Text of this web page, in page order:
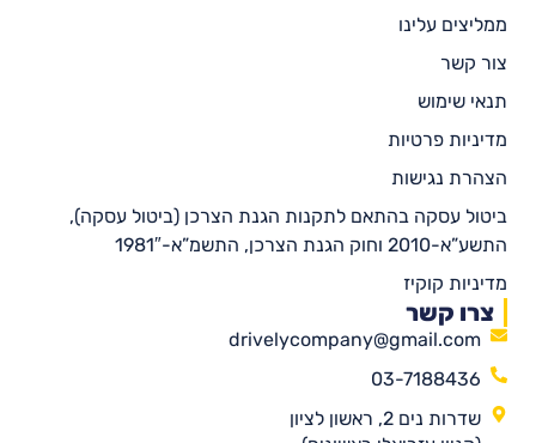
ממליצים עלינו
צור קשר
תנאי שימוש
מדיניות פרטיות
הצהרת נגישות
ביטול עסקה בהתאם לתקנות הגנת הצרכן (ביטול עסקה),
התשע”א-2010 וחוק הגנת הצרכן, התשמ”א-1981″
מדיניות קוקיז
צרו קשר
drivelycompany@gmail.com
03-7188436
שדרות נים 2, ראשון לציון